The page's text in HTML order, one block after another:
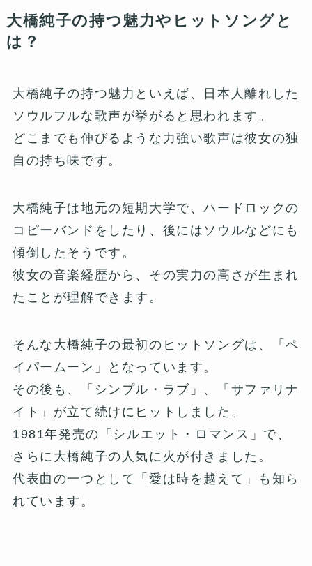
大橋純子の持つ魅力やヒットソングと
は？
大橋純子の持つ魅力といえば、日本人離れした
ソウルフルな歌声が挙がると思われます。
どこまでも伸びるような力強い歌声は彼女の独
自の持ち味です。
大橋純子は地元の短期大学で、ハードロックの
コピーバンドをしたり、後にはソウルなどにも
傾倒したそうです。
彼女の音楽経歴から、その実力の高さが生まれ
たことが理解できます。
そんな大橋純子の最初のヒットソングは、「ペ
イパームーン」となっています。
その後も、「シンプル・ラブ」、「サファリナ
イト」が立て続けにヒットしました。
1981年発売の「シルエット・ロマンス」で、
さらに大橋純子の人気に火が付きました。
代表曲の一つとして「愛は時を越えて」も知ら
れています。